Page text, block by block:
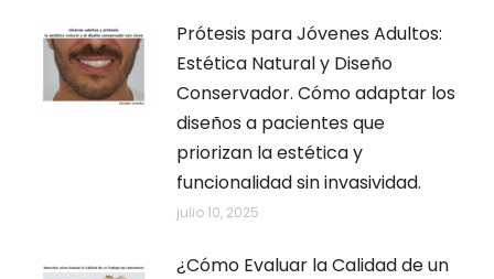
Prótesis para Jóvenes Adultos:
Estética Natural y Diseño
Conservador. Cómo adaptar los
diseños a pacientes que
priorizan la estética y
funcionalidad sin invasividad.
julio 10, 2025
¿Cómo Evaluar la Calidad de un